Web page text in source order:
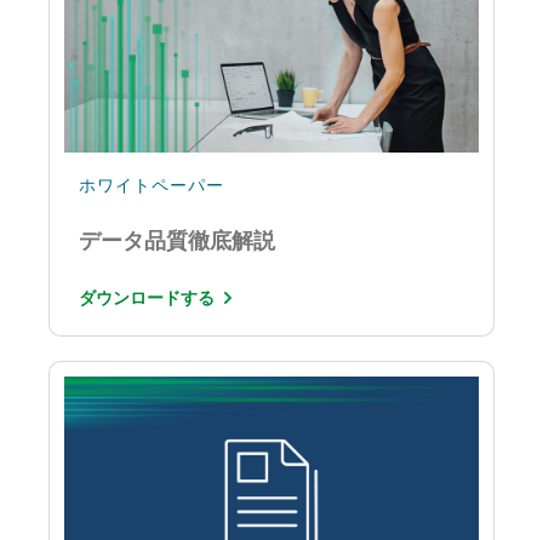
ホワイトペーパー
データ品質徹底解説
ダウンロードする